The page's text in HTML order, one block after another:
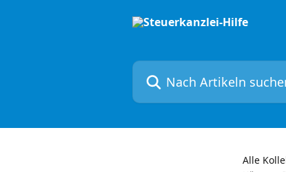
Nach Artikeln suchen …
Alle